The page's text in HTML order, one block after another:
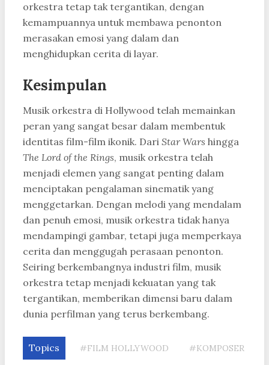
orkestra tetap tak tergantikan, dengan
kemampuannya untuk membawa penonton
merasakan emosi yang dalam dan
menghidupkan cerita di layar.
Kesimpulan
Musik orkestra di Hollywood telah memainkan
peran yang sangat besar dalam membentuk
identitas film-film ikonik. Dari Star Wars hingga
The Lord of the Rings, musik orkestra telah
menjadi elemen yang sangat penting dalam
menciptakan pengalaman sinematik yang
menggetarkan. Dengan melodi yang mendalam
dan penuh emosi, musik orkestra tidak hanya
mendampingi gambar, tetapi juga memperkaya
cerita dan menggugah perasaan penonton.
Seiring berkembangnya industri film, musik
orkestra tetap menjadi kekuatan yang tak
tergantikan, memberikan dimensi baru dalam
dunia perfilman yang terus berkembang.
Topics #FILM HOLLYWOOD #KOMPOSER